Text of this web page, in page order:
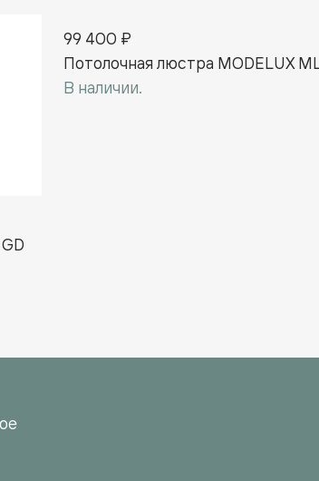
99 400 ₽
Потолочная люстра MODELUX
В наличии.